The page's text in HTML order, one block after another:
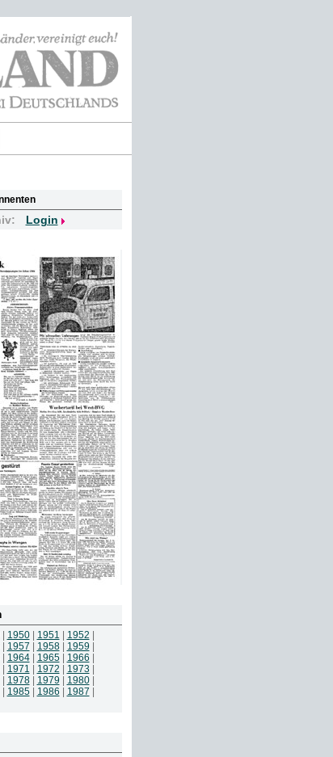
Login
1950| 1951 1952
1957 1958| 1959
1964| 1965| 1966
| 1971 1972 1973
1978| 1979 1980|
| 1985| 1986 1987